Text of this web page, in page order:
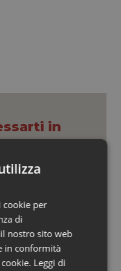
in
dello
scrive al ministro
indicatori non
reale del Ssn”
cookie per
di
nostro sito web
in conformità
Leggi di